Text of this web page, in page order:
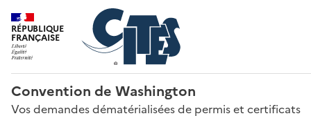
RÉPUBLIQUE
FRANÇAISE
Convention de Washington
Vos demandes dématérialisées de permis et certificats